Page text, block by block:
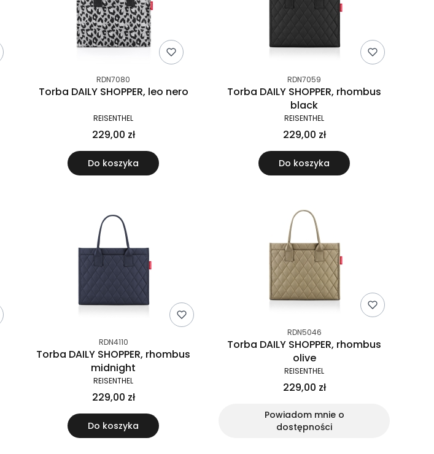
RDN7080
Torba DAILY SHOPPER, leo nero
REISENTHEL
229,00 zł
Do koszyka
RDN7059
Torba DAILY SHOPPER, rhombus
black
REISENTHEL
229,00 zł
Do koszyka
RDN4110
Torba DAILY SHOPPER, rhombus
midnight
REISENTHEL
229,00 zł
Do koszyka
RDN5046
Torba DAILY SHOPPER, rhombus
olive
REISENTHEL
229,00 zł
Powiadom mnie o
dostępności